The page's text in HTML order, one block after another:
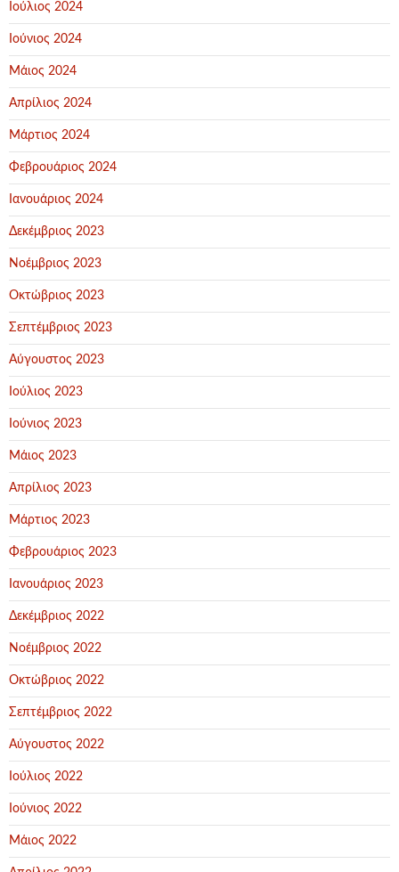
Ιούλιος 2024
Ιούνιος 2024
Μάιος 2024
Απρίλιος 2024
Μάρτιος 2024
Φεβρουάριος 2024
Ιανουάριος 2024
Δεκέμβριος 2023
Νοέμβριος 2023
Οκτώβριος 2023
Σεπτέμβριος 2023
Αύγουστος 2023
Ιούλιος 2023
Ιούνιος 2023
Μάιος 2023
Απρίλιος 2023
Μάρτιος 2023
Φεβρουάριος 2023
Ιανουάριος 2023
Δεκέμβριος 2022
Νοέμβριος 2022
Οκτώβριος 2022
Σεπτέμβριος 2022
Αύγουστος 2022
Ιούλιος 2022
Ιούνιος 2022
Μάιος 2022